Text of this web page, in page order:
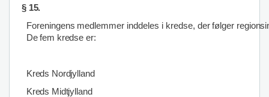
§ 15.
Foreningens medlemmer inddeles i kredse, der følger
De fem kredse er:
Kreds Nordjylland
Kreds Midtjylland